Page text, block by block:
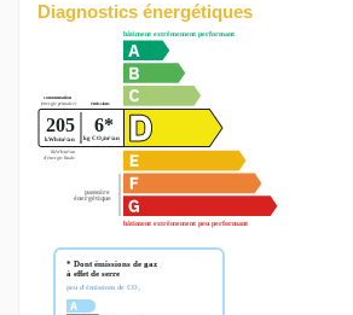
Diagnostics énergétiques